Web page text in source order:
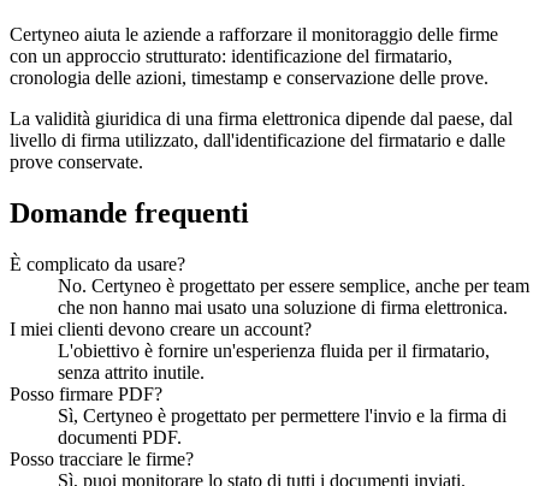
Certyneo aiuta le aziende a rafforzare il monitoraggio delle firme
con un approccio strutturato: identificazione del firmatario,
cronologia delle azioni, timestamp e conservazione delle prove.
La validità giuridica di una firma elettronica dipende dal paese, dal
livello di firma utilizzato, dall'identificazione del firmatario e dalle
prove conservate.
Domande frequenti
È complicato da usare?
No. Certyneo è progettato per essere semplice, anche per team
che non hanno mai usato una soluzione di firma elettronica.
I miei clienti devono creare un account?
L'obiettivo è fornire un'esperienza fluida per il firmatario,
senza attrito inutile.
Posso firmare PDF?
Sì, Certyneo è progettato per permettere l'invio e la firma di
documenti PDF.
Posso tracciare le firme?
Sì, puoi monitorare lo stato di tutti i documenti inviati.